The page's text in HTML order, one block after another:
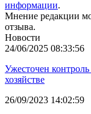
информации.
Мнение редакции
отзыва.
Новости
24/06/2025 08:33:56
Ужесточен
хозяйстве
26/09/2023 14:02:59